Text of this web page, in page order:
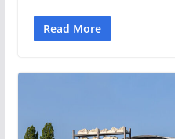
Read More